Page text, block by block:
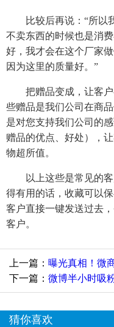
比较后再说：“所以我
不卖东西的时候也是消
好，我才会在这个厂家
因为这里的质量好。”
把赠品变成，让客户
些赠品是我们公司在商
是对您支持我们公司的
赠品的优点、好处），
物超所值。
以上这些是常见的客
得有用的话，收藏可以
客户直接一键发送过去
客户。
上一篇： 曝光真相！微
下一篇： 微博半小时吸
猜你喜欢